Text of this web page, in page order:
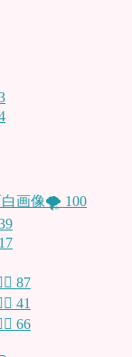
白画像🌪 100
17
87
41
66